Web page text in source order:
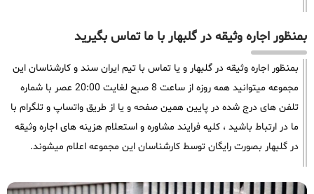
بمنظور اجاره وثیقه در گلبهار با ما تماس بگیرید
بمنظور اجاره وثیقه در گلبهار و یا تماس با تیم ایران سند و کارشناسان این
مجموعه میتوانید همه روزه از ساعت 8 صبح لغایت 20:00 عصر با شماره
تلفن های درج شده در پایین همین صفحه و یا از طریق واتساپ و تلگرام با
ما در ارتباط باشید ، کلیه فرایند مشاوره و استعلام هزینه های اجاره وثیقه
در گلبهار بصورت رایگان توسط کارشناسان این مجموعه اعلام میشوند.